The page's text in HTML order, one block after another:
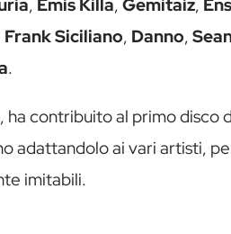
, Emis Killa, Gemitaiz,
Frank Siciliano, Danno,
.
ha contribuito al primo disco
adattandolo ai vari artisti,
imitabili.